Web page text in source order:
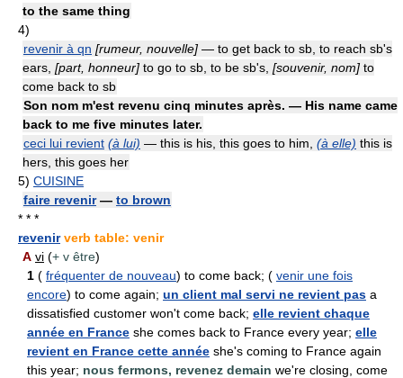
to the same thing
4)
revenir à qn [rumeur, nouvelle] — to get back to sb, to reach sb's
ears, [part, honneur] to go to sb, to be sb's, [souvenir, nom] to
come back to sb
Son nom m'est revenu cinq minutes après. — His name came
back to me five minutes later.
ceci lui revient (à lui) — this is his, this goes to him, (à elle) this is
hers, this goes her
5) CUISINE
faire revenir— to brown
* * *
revenir verb table: venir
A vi (+ v être)
1 ( fréquenter de nouveau) to come back; ( venir une fois
encore) to come again; un client mal servi ne revient pas a
dissatisfied customer won't come back; elle revient chaque
année en France she comes back to France every year; elle
revient en France cette année she's coming to France again
this year; nous fermons, revenez demain we're closing, come